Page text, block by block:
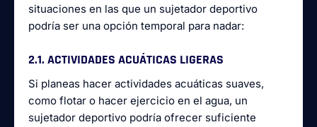
situaciones en las que un sujetador deportivo
podría ser una opción temporal para nadar:
2.1. ACTIVIDADES ACUÁTICAS LIGERAS
Si planeas hacer actividades acuáticas suaves,
como flotar o hacer ejercicio en el agua, un
sujetador deportivo podría ofrecer suficiente